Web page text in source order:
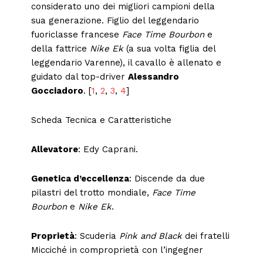
considerato uno dei migliori campioni della
sua generazione. Figlio del leggendario
fuoriclasse francese Face Time Bourbone
della fattrice Nike Ek(a sua volta figlia del
leggendario Varenne), il cavallo è allenato e
guidato dal top-driver Alessandro
Gocciadoro. [1, 2, 3, 4]
Scheda Tecnica e Caratteristiche
Allevatore: Edy Caprani.
Genetica d’eccellenza: Discende da due
pilastri del trotto mondiale, Face Time
Bourbone Nike Ek.
Proprietà: Scuderia Pink and Blackdei fratelli
Micciché in comproprietà con l’ingegner